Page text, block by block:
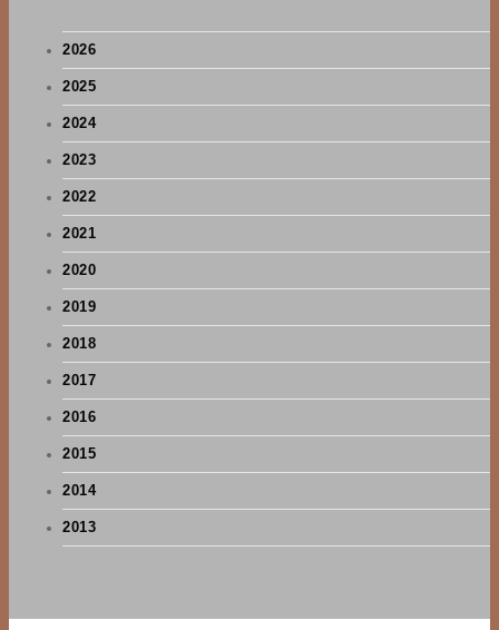
2026
2025
2024
2023
2022
2021
2020
2019
2018
2017
2016
2015
2014
2013